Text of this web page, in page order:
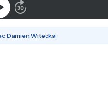
Damien Witecka